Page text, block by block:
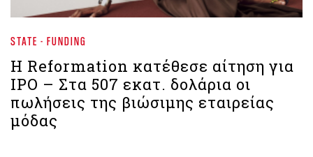
STATE - FUNDING
Η Reformation κατέθεσε αίτηση για
IPO – Στα 507 εκατ. δολάρια οι
πωλήσεις της βιώσιμης εταιρείας
μόδας